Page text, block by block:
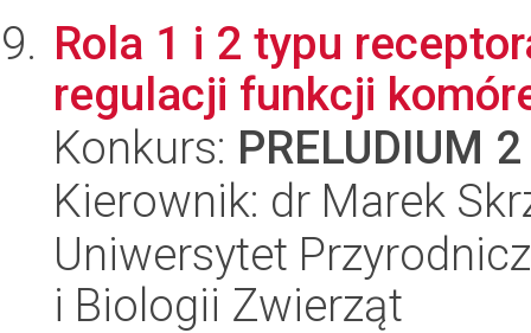
Rola 1 i 2 typu
regulacji funkcji
Konkurs: PRELUDIUM 2
Kierownik: dr Marek
Uniwersytet
i Biologii Zwierząt